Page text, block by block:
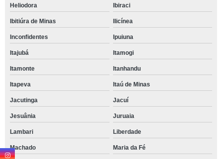
Heliodora Ibiraci
Ibitiúra de Minas Ilicínea
Inconfidentes Ipuiuna
Itajubá Itamogi
Itamonte Itanhandu
Itapeva Itaú de Minas
Jacutinga Jacuí
Jesuânia Juruaia
Lambari Liberdade
Machado Maria da Fé